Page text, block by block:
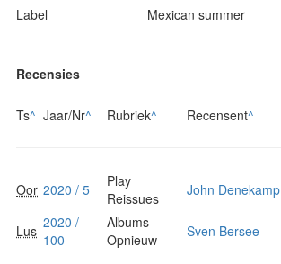
Label
Mexican summer
Recensies
Ts^ Jaar/Nr^ Rubriek^ Recensent^
Oor 2020 / 5
Play
Reissues
John Denekamp
Lus 2020 /
100
Albums
Opnieuw
Sven Bersee